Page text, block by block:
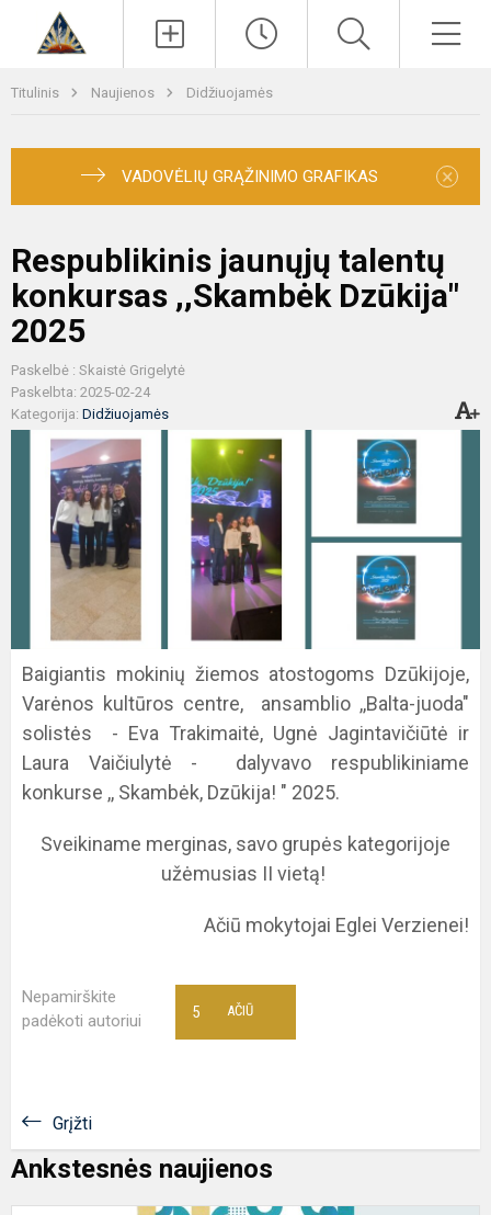
Titulinis Naujienos Didžiuojamės
VADOVĖLIŲ GRĄŽINIMO GRAFIKAS ×
Respublikinis jaunųjų talentų
konkursas ,,Skambėk Dzūkija"
2025
Paskelbė : Skaistė Grigelytė
Paskelbta: 2025-02-24
Kategorija: Didžiuojamės
Baigiantis mokinių žiemos atostogoms Dzūkijoje,
Varėnos kultūros centre, ansamblio ,,Balta-juoda"
solistės - Eva Trakimaitė, Ugnė Jagintavičiūtė ir
Laura Vaičiulytė - dalyvavo respublikiniame
konkurse ,, Skambėk, Dzūkija! " 2025.
Sveikiname merginas, savo grupės kategorijoje
užėmusias II vietą!
Ačiū mokytojai Eglei Verzienei!
Nepamirškite
padėkoti autoriui
AČIŪ
5
Grįžti
Ankstesnės naujienos